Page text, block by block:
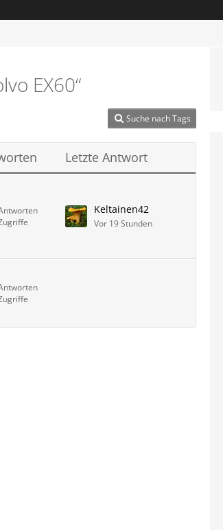
EX60“
Suche nach Tags
Letzte Antwort
Keltainen42
Vor 19 Stunden